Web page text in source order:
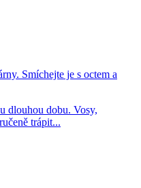
Smíchejte je s octem a
dlouhou dobu. Vosy,
trápit...